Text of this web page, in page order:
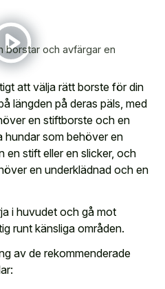
borstar och avfärgar en
att välja rätt borste för din
längden på deras päls, med
en stiftborste och en
hundar som behöver en
en stift eller en slicker, och
en underklädnad och en
i huvudet och gå mot
runt känsliga områden.
av de rekommenderade